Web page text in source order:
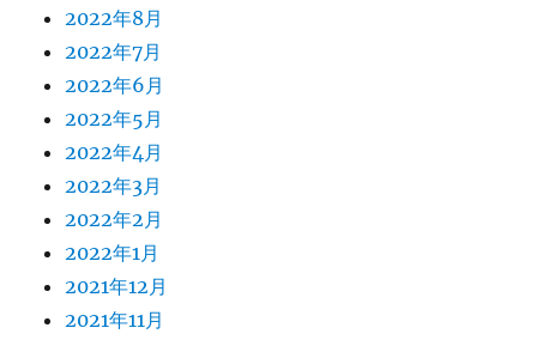
2022年8月
2022年7月
2022年6月
2022年5月
2022年4月
2022年3月
2022年2月
2022年1月
2021年12月
2021年11月